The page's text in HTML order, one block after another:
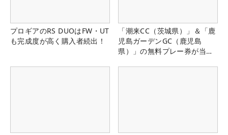
プロギアのRS DUOはFW・UT
も完成度が高く購入者続出！
「潮来CC（茨城県）」＆「鹿
児島ガーデンGC（鹿児島
県）」の無料プレー券が当た